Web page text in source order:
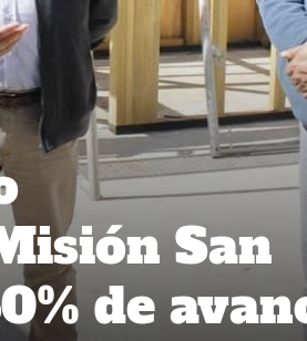
San
de